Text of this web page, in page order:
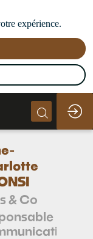
& Co
expérience.